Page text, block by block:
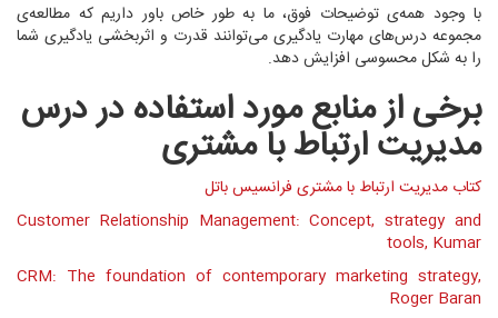
با وجود همه‌ی توضیحات فوق، ما به طور خاص باور داریم که مطالعه‌ی
مجموعه درس‌های مهارت یادگیری می‌توانند قدرت و اثربخشی یادگیری شما
را به‌ شکل محسوسی افزایش دهد.
برخی ازمنابع مورد استفاده در درس
مدیریت ارتباط با مشتری
کتاب مدیریت ارتباط با مشتری فرانسیس باتل
Customer Relationship Management: Concept, strategy and
tools, Kumar
CRM: The foundation of contemporary marketing strategy,
Roger Baran